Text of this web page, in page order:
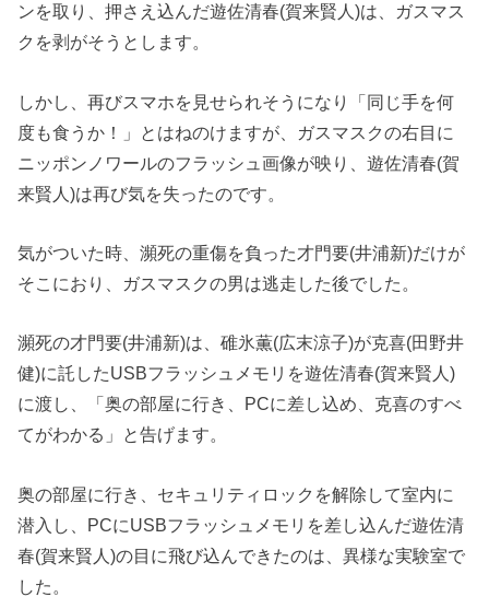
ンを取り、押さえ込んだ遊佐清春(賀来賢人)は、ガスマス
クを剥がそうとします。
しかし、再びスマホを見せられそうになり「同じ手を何
度も食うか！」とはねのけますが、ガスマスクの右目に
ニッポンノワールのフラッシュ画像が映り、遊佐清春(賀
来賢人)は再び気を失ったのです。
気がついた時、瀕死の重傷を負った才門要(井浦新)だけが
そこにおり、ガスマスクの男は逃走した後でした。
瀕死の才門要(井浦新)は、碓氷薫(広末涼子)が克喜(田野井
健)に託したUSBフラッシュメモリを遊佐清春(賀来賢人)
に渡し、「奥の部屋に行き、PCに差し込め、克喜のすべ
てがわかる」と告げます。
奥の部屋に行き、セキュリティロックを解除して室内に
潜入し、PCにUSBフラッシュメモリを差し込んだ遊佐清
春(賀来賢人)の目に飛び込んできたのは、異様な実験室で
した。